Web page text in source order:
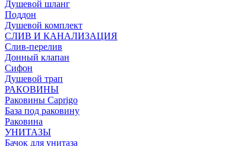
Душевой шланг
Поддон
Душевой комплект
СЛИВ И КАНАЛИЗАЦИЯ
Слив-перелив
Донный клапан
Сифон
Душевой трап
РАКОВИНЫ
Раковины Caprigo
База под раковину
Раковина
УНИТАЗЫ
Бачок для унитаза